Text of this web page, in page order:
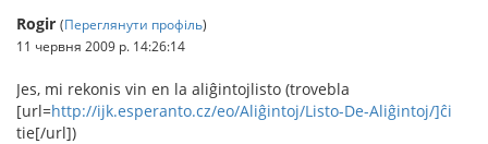
Rogir (Переглянути профіль)
11 червня 2009 р. 14:26:14
Jes, mi rekonis vin en la aliĝintojlisto (trovebla
[url=http://ijk.esperanto.cz/eo/Aliĝintoj/Listo-De-Aliĝintoj/]ĉi
tie[/url])